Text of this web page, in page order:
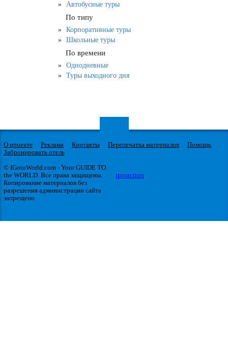
Автобусные туры
По типу
Корпоративные туры
Школьные туры
По времени
Однодневные
Туры выходного дня
О проекте Реклама Контакты Перепечатка материалов
Помощь
Забронировать отель
© IGotoWorld.com - Your GUIDE TO
the WORLD. Все права защищены.
Копирование материалов без
разрешения администрации сайта
запрещено.
iproaction